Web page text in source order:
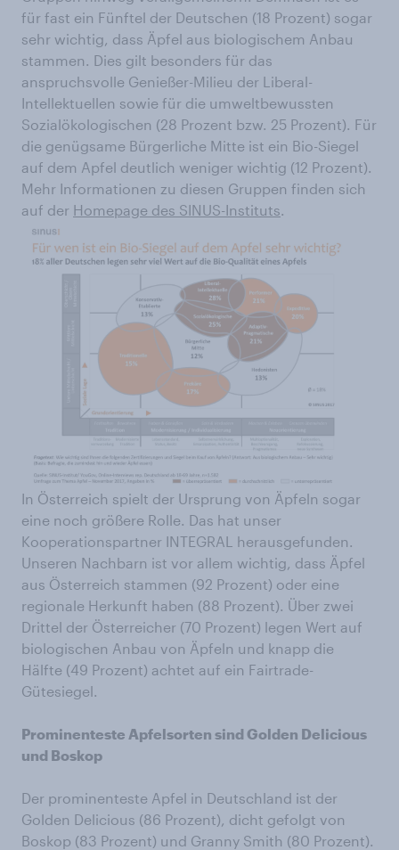
für fast ein Fünftel der Deutschen (18 Prozent) sogar
sehr wichtig, dass Äpfel aus biologischem Anbau
stammen. Dies gilt besonders für das
anspruchsvolle Genießer-Milieu der Liberal-
Intellektuellen sowie für die umweltbewussten
Sozialökologischen (28 Prozent bzw. 25 Prozent). Für
die genügsame Bürgerliche Mitte ist ein Bio-Siegel
auf dem Apfel deutlich weniger wichtig (12 Prozent).
Mehr Informationen zu diesen Gruppen finden sich
auf der Homepage des SINUS-Instituts.
In Österreich spielt der Ursprung von Äpfeln sogar
eine noch größere Rolle. Das hat unser
Kooperationspartner INTEGRAL herausgefunden.
Unseren Nachbarn ist vor allem wichtig, dass Äpfel
aus Österreich stammen (92 Prozent) oder eine
regionale Herkunft haben (88 Prozent). Über zwei
Drittel der Österreicher (70 Prozent) legen Wert auf
biologischen Anbau von Äpfeln und knapp die
Hälfte (49 Prozent) achtet auf ein Fairtrade-
Gütesiegel.
Prominenteste Apfelsorten sind Golden Delicious
und Boskop
Der prominenteste Apfel in Deutschland ist der
Golden Delicious (86 Prozent), dicht gefolgt von
Boskop (83 Prozent) und Granny Smith (80 Prozent).